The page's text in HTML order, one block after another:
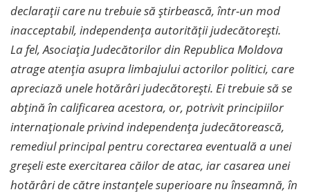
declarații care nu trebuie să știrbească, într-un mod
inacceptabil, independența autorității judecătorești.
La fel, Asociația Judecătorilor din Republica Moldova
atrage atenția asupra limbajului actorilor politici, care
apreciază unele hotărâri judecătorești. Ei trebuie să se
abțină în calificarea acestora, or, potrivit principiilor
internaționale privind independența judecătorească,
remediul principal pentru corectarea eventuală a unei
greșeli este exercitarea căilor de atac, iar casarea unei
hotărâri de către instanțele superioare nu înseamnă, în